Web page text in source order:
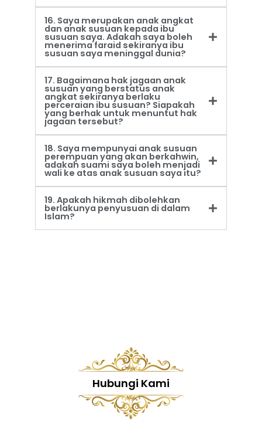
16. Saya merupakan anak angkat
dan anak susuan kepada ibu
susuan saya. Adakah saya boleh
menerima faraid sekiranya ibu
susuan saya meninggal dunia?
17. Bagaimana hak jagaan anak
susuan yang berstatus anak
angkat sekiranya berlaku
perceraian ibu susuan? Siapakah
yang berhak untuk menuntut hak
jagaan tersebut?
18. Saya mempunyai anak susuan
perempuan yang akan berkahwin,
adakah suami saya boleh menjadi
wali ke atas anak susuan saya itu?
19. Apakah hikmah dibolehkan
berlakunya penyusuan di dalam
Islam?
Hubungi Kami